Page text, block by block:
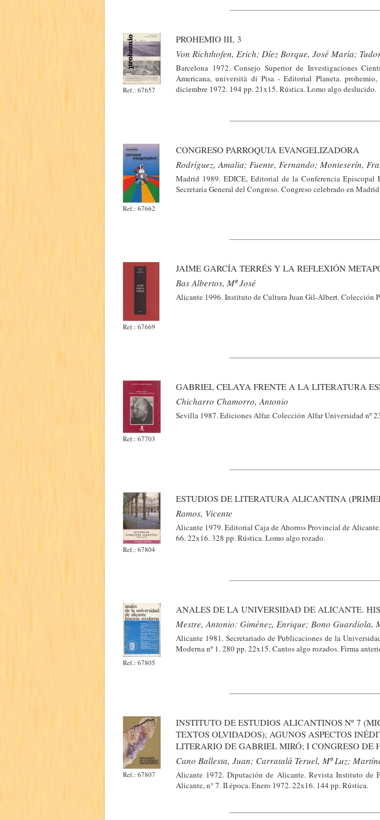
Ref.: 67657
PROHEMIO III, 3
Von Richthofen, Erich; Díez Borque, José María;
Barcelona 1972. Consejo Superior de Investigaciones
Americana, università di Pisa - Editorial Planeta.
diciembre 1972. 194 pp. 21x15. Rústica. Lomo algo deslucido.
Ref.: 67662
CONGRESO PARROQUIA EVANGELIZADORA
Rodríguez, Amalia; Fuente, Fernando; Monteserín,
Madrid 1989. EDICE, Editorial de la Conferencia
Secretaría General del Congreso. Congreso celebrado en
Ref.: 67669
JAIME GARCÍA TERRÉS Y LA REFLEXIÓN
Bas Albertos, Mª José
Alicante 1996. Instituto de Cultura Juan Gil-Albert. Colección
Ref.: 67703
GABRIEL CELAYA FRENTE A LA LITERATURA
Chicharro Chamorro, Antonio
Sevilla 1987. Ediciones Alfar. Colección Alfar Universidad nº
Ref.: 67804
ESTUDIOS DE LITERATURA ALICANTINA
Ramos, Vicente
Alicante 1979. Editorial Caja de Ahorros Provincial de
66. 22x16. 328 pp. Rústica. Lomo algo rozado.
Ref.: 67805
ANALES DE LA UNIVERSIDAD DE ALICANTE.
Mestre, Antonio: Giménez, Enrique; Bono Guardiola,
Alicante 1981. Secretariado de Publicaciones de la
Moderna nº 1. 280 pp. 22x15. Cantos algo rozados. Firma
Ref.: 67807
INSTITUTO DE ESTUDIOS ALICANTINOS Nº 7
TEXTOS OLVIDADOS); AGUNOS ASPECTOS
LITERARIO DE GABRIEL MIRÓ; I CONGRESO DE
Cano Ballesta, Juan; Carratalá Teruel, Mª Luz;
Alicante 1972. Diputación de Alicante. Revista Instituto de
Alicante, n° 7. II época. Enero 1972. 22x16. 144 pp. Rústica.